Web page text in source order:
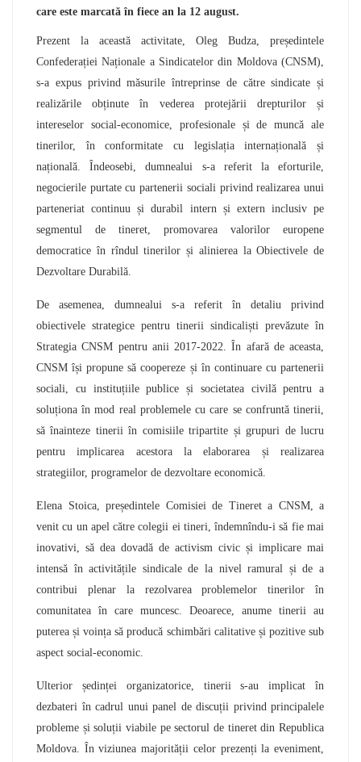
care este marcată în fiece an la 12 august.
Prezent la această activitate, Oleg Budza, președintele
Confederației Naționale a Sindicatelor din Moldova (CNSM),
s-a expus privind măsurile întreprinse de către sindicate și
realizările obținute în vederea protejării drepturilor și
intereselor social-economice, profesionale și de muncă ale
tinerilor, în conformitate cu legislația internațională și
națională. Îndeosebi, dumnealui s-a referit la eforturile,
negocierile purtate cu partenerii sociali privind realizarea unui
parteneriat continuu și durabil intern și extern inclusiv pe
segmentul de tineret, promovarea valorilor europene
democratice în rîndul tinerilor și alinierea la Obiectivele de
Dezvoltare Durabilă.
De asemenea, dumnealui s-a referit în detaliu privind
obiectivele strategice pentru tinerii sindicaliști prevăzute în
Strategia CNSM pentru anii 2017-2022. În afară de aceasta,
CNSM își propune să coopereze și în continuare cu partenerii
sociali, cu instituțiile publice și societatea civilă pentru a
soluționa în mod real problemele cu care se confruntă tinerii,
să înainteze tinerii în comisiile tripartite și grupuri de lucru
pentru implicarea acestora la elaborarea și realizarea
strategiilor, programelor de dezvoltare economică.
Elena Stoica, președintele Comisiei de Tineret a CNSM, a
venit cu un apel către colegii ei tineri, îndemnîndu-i să fie mai
inovativi, să dea dovadă de activism civic și implicare mai
intensă în activitățile sindicale de la nivel ramural și de a
contribui plenar la rezolvarea problemelor tinerilor în
comunitatea în care muncesc. Deoarece, anume tinerii au
puterea și voința să producă schimbări calitative și pozitive sub
aspect social-economic.
Ulterior ședinței organizatorice, tinerii s-au implicat în
dezbateri în cadrul unui panel de discuții privind principalele
probleme și soluții viabile pe sectorul de tineret din Republica
Moldova. În viziunea majorității celor prezenți la eveniment,